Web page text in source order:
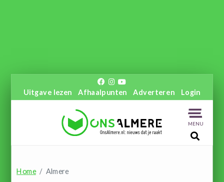
Uitgave lezen Afhaalpunten Adverteren Login
MENU
Home Almere